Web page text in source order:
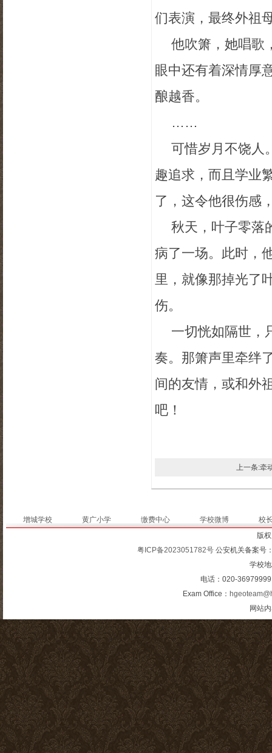
们表演，最终外祖
他吹箫，她唱歌
眼中还有着深情厚
酿越香。
……
可惜岁月不饶人
趣追求，而且学业
了，这令他很伤感
秋天，叶子零落
病了一场。此时，
里，就像那掉光了
伤。
一切恍如隔世，
奏。那箫声里牵绊
间的友情，或和外
吧！
上一条:牵
增城学校 黄广小学 缴费中心 学校微博
校
版
粤ICP备2023051782号 公安机关备案号
学校
电话：020-
Exam Office：
网站